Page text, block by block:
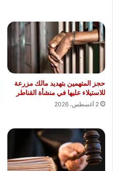
حجز المتهمين بتهديد مالك مزرعة
للاستيلاء عليها في منشأة القناطر
2 أغسطس، 2026